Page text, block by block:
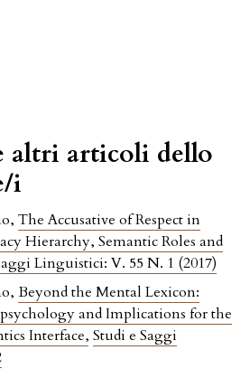
altri articoli dello
i
The Accusative of Respect in
Hierarchy, Semantic Roles and
Linguistici: V. 55 N. 1 (2017)
Beyond the Mental Lexicon:
and Implications for the
Interface, Studi e Saggi